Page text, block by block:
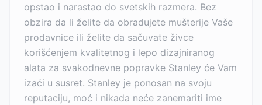
opstao i narastao do svetskih razmera. Bez
obzira da li želite da obradujete mušterije Vaše
prodavnice ili želite da sačuvate živce
korišćenjem kvalitetnog i lepo dizajniranog
alata za svakodnevne popravke Stanley će Vam
izaći u susret. Stanley je ponosan na svoju
reputaciju, moć i nikada neće zanemariti ime